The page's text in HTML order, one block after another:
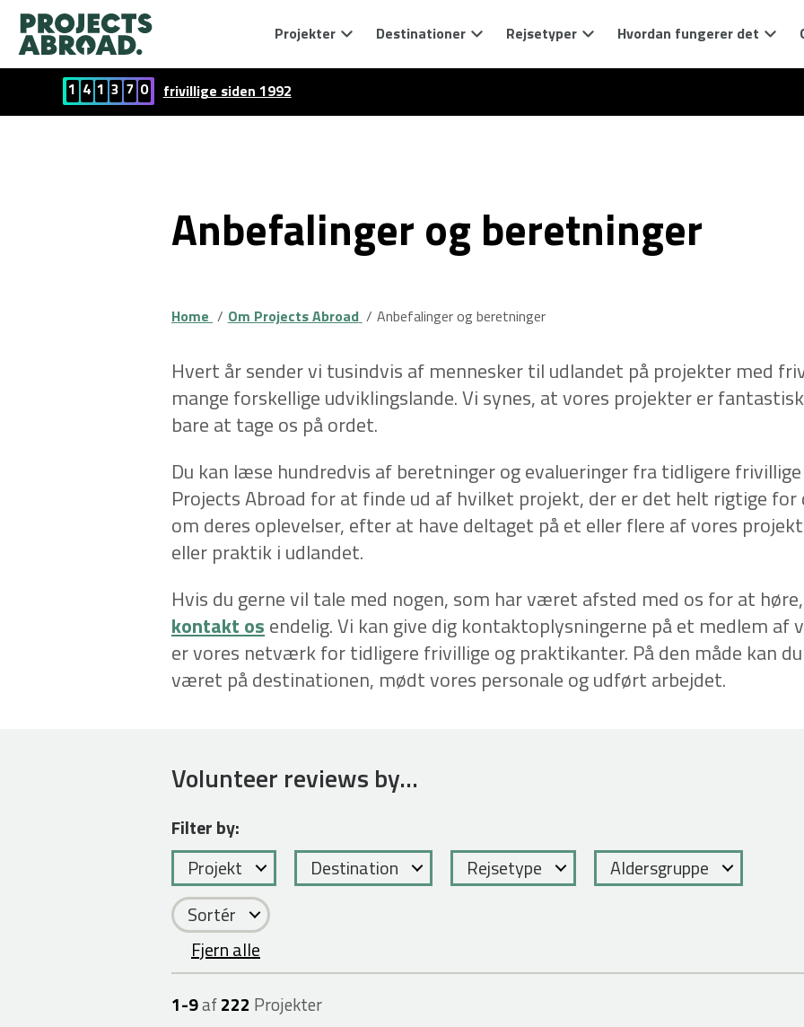
Projekter Destinationer Rejsetyper Hvordan fungerer det
1 4 1 3 7 0 frivillige siden 1992
Anbefalinger og beretninger
Home Om Projects Abroad Anbefalinger og beretninger
Hvert år sender vi tusindvis af mennesker til udlandet på projekter med
mange forskellige udviklingslande. Vi synes, at vores projekter er
bare at tage os på ordet.
Du kan læse hundredvis af beretninger og evalueringer fra tidligere
Projects Abroad for at finde ud af hvilket projekt, der er det helt rigtige for
om deres oplevelser, efter at have deltaget på et eller flere af vores
eller praktik i udlandet.
Hvis du gerne vil tale med nogen, som har været afsted med os for at
kontakt os endelig. Vi kan give dig kontaktoplysningerne på et medlem af
er vores netværk for tidligere frivillige og praktikanter. På den måde kan
været på destinationen, mødt vores personale og udført arbejdet.
Volunteer reviews by...
Filter by:
Projekt
Destination Rejsetype
Aldersgruppe
Sortér
Fjern alle
1-9af222 Projekter